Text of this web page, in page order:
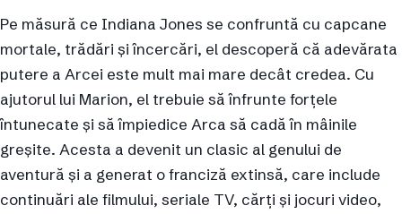
Pe măsură ce Indiana Jones se confruntă cu capcane
mortale, trădări și încercări, el descoperă că adevărata
putere a Arcei este mult mai mare decât credea. Cu
ajutorul lui Marion, el trebuie să înfrunte forțele
întunecate și să împiedice Arca să cadă în mâinile
greșite. Acesta a devenit un clasic al genului de
aventură și a generat o franciză extinsă, care include
continuări ale filmului, seriale TV, cărți și jocuri video,